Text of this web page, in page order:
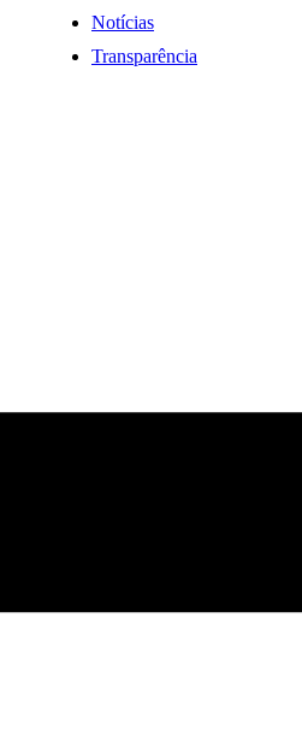
Notícias
Transparência